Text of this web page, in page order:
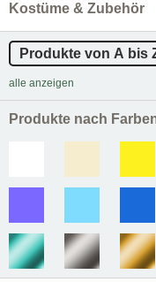
Kostüme & Zubehör
Produkte von A bis
alle anzeigen
Produkte nach